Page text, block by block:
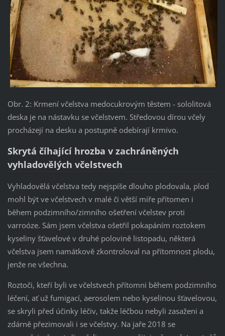
Obr. 2: Krmení včelstva medocukrovým těstem - sololitová
deska je na nástavku se včelstvem. Středovou dírou včely
procházejí na desku a postupně odebírají krmivo.
Skrytá číhající hrozba v zachráněných
vyhladovělých včelstvech
Vyhladovělá včelstva tedy nejspíše dlouho plodovala, plod
mohl být ve včelstvech v malé či větší míře přítomen i
během podzimního/zimního ošetření včelstev proti
varroóze. Sám jsem včelstva ošetřil pokapáním roztokem
kyseliny šťavelové v druhé polovině listopadu, některá
včelstva jsem namátkově zkontroloval na přítomnost plodu,
jenže ne všechna.
Roztoči, kteří byli ve včelstvech přítomni během podzimního
léčení, ať už fumigací, aerosolem nebo kyselinou šťavelovou,
se skryli před účinky léčiv, takže léčbou nebyli zasaženi a
zdárně přezimovali i se včelstvy. Na jaře 2018 se